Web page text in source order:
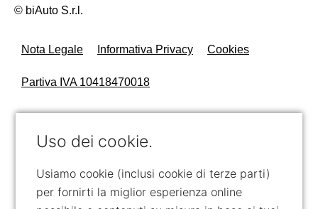
Uso dei cookie.
Usiamo cookie (inclusi cookie di terze parti)
per fornirti la miglior esperienza online
© biAuto S.r.l.
Nota Legale Informativa Privacy Cookies
Partiva IVA 10418470018